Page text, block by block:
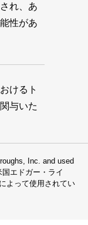
れ、あ
性があ
けるト
与いた
Inc. and used
エドガー・ライ
よって使用されてい